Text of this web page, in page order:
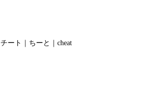
チート｜ちーと｜cheat